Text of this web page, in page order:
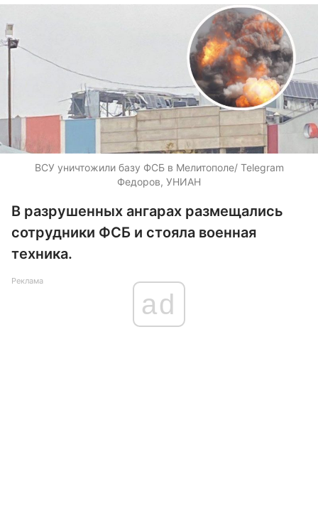
ВСУ уничтожили базу ФСБ в Мелитополе/ Telegram
Федоров, УНИАН
В разрушенных ангарах размещались
сотрудники ФСБ и стояла военная
техника.
Реклама
ad